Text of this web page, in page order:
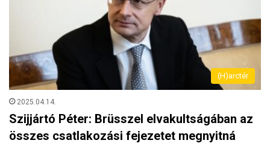
(H)arctér
2025.04.14.
Szijjártó Péter: Brüsszel elvakultságában az
összes csatlakozási fejezetet megnyitná